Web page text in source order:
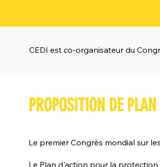
PROPOSITION DE
Le premier Congrès mondial sur
Le Plan d'action pour la
CEDI est co-organisateur du